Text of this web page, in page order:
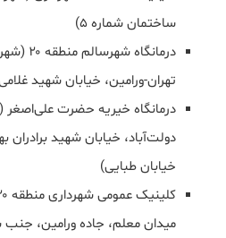
ساختمان شماره ۵)
تهران-ورامین، خیابان شهید
درمانگاه خیریه حضرت
دولت‌آباد، خیابان شهید
خیابان طبایی)
میدان معلم، جاده ورامین، جنب